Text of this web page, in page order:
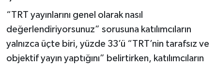
“TRT yayınlarını genel olarak nasıl
değerlendiriyorsunuz” sorusuna katılımcıların
yalnızca üçte biri, yüzde 33’ü “TRT’nin tarafsız ve
objektif yayın yaptığını” belirtirken, katılımcıların